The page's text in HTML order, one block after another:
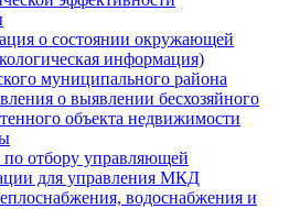
о состоянии окружающей
информация)
муниципального района
о выявлении бесхозяйного
объекта недвижимости
по отбору управляющей
для управления МКД
водоснабжения и